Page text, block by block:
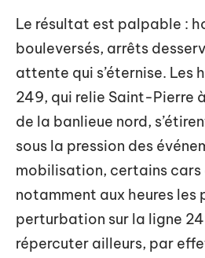
Le résultat est palpable :
bouleversés, arrêts
attente qui s’éternise. Les
249, qui relie Saint-Pierre
de la banlieue nord,
sous la pression des
mobilisation, certains cars
notamment aux heures les
perturbation sur la ligne
répercuter ailleurs, par